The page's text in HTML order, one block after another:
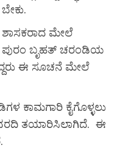
ಶಾಸಕರಾದ ಮೇಲೆ
ಪುರಂ ಬೃಹತ್ ಚರಂಡಿಯ
ಈ ಸೂಚನೆ ಮೇಲೆ
ಕೈಗೊಳ್ಳಲು
ತಯಾರಿಸಿಲಾಗಿದೆ. ಈ